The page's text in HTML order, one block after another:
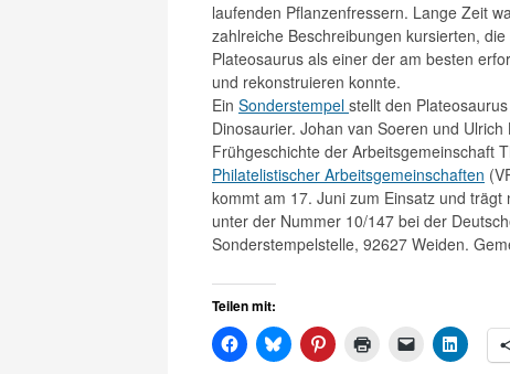
laufenden Pflanzenfressern. Lange Zeit
zahlreiche Beschreibungen kursierten,
Plateosaurus als einer der am besten
und rekonstruieren konnte.
Ein Sonderstempel stellt den
Dinosaurier. Johan van Soeren und
Frühgeschichte der Arbeitsgemeinschaft
Philatelistischer Arbeitsgemeinschaften
kommt am 17. Juni zum Einsatz und
unter der Nummer 10/147 bei der
Sonderstempelstelle, 92627 Weiden.
Teilen mit: